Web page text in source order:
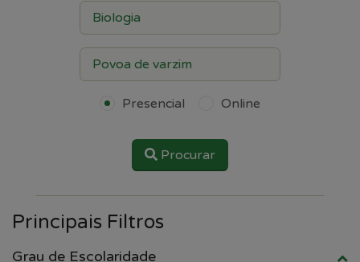
Presencial Online
Procurar
Principais Filtros
Grau de Escolaridade